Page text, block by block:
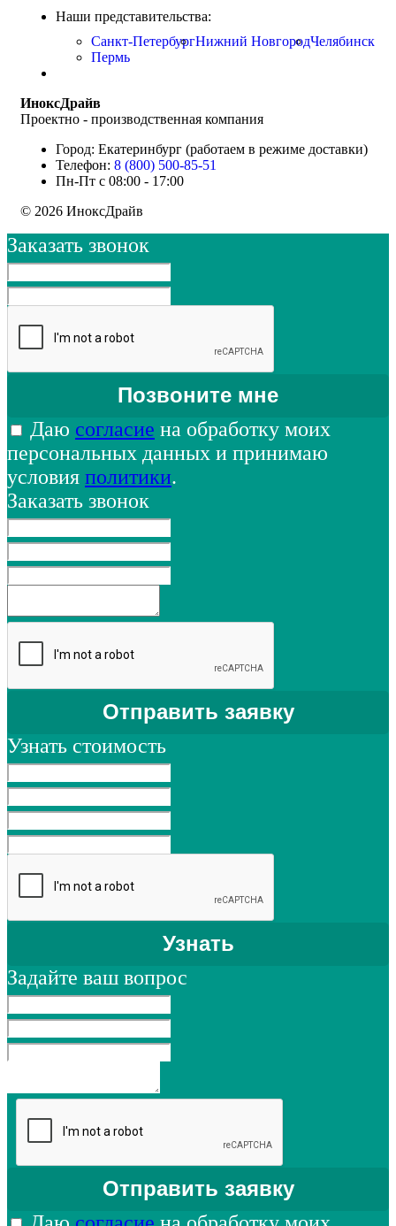
Наши представительства:
Санкт-ПетербургНижний НовгородЧелябинск
Пермь
ИноксДрайв
Проектно - производственная компания
Город: Екатеринбург (работаем в режиме доставки)
Телефон: 8 (800) 500-85-51
Пн-Пт с 08:00 - 17:00
© 2026 ИноксДрайв
Заказать звонок
Даю согласие на обработку моих
персональных данных и принимаю
условия политики.
Заказать звонок
Узнать стоимость
Задайте ваш вопрос